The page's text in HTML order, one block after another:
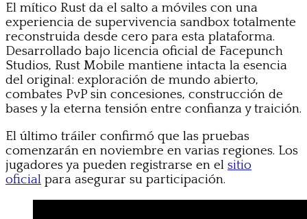
El mítico Rust da el salto a móviles con una
experiencia de supervivencia sandbox totalmente
reconstruida desde cero para esta plataforma.
Desarrollado bajo licencia oficial de Facepunch
Studios, Rust Mobile mantiene intacta la esencia
del original: exploración de mundo abierto,
combates PvP sin concesiones, construcción de
bases y la eterna tensión entre confianza y traición.
El último tráiler confirmó que las pruebas
comenzarán en noviembre en varias regiones. Los
jugadores ya pueden registrarse en el sitio
oficial para asegurar su participación.